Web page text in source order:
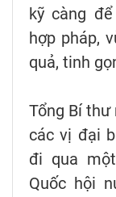
kỹ càng
hợp pháp,
quả, tinh
Tổng Bí thư
các vị đại
đi qua
Quốc hội